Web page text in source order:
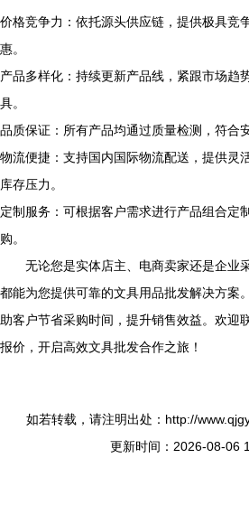
价格竞争力：依托源头供应链，提供极具竞
惠。
产品多样化：持续更新产品线，紧跟市场趋
具。
品质保证：所有产品均通过质量检测，符合
物流便捷：支持国内国际物流配送，提供灵
库存压力。
定制服务：可根据客户需求进行产品组合定
购。
无论您是实体店主、电商卖家还是企业
都能为您提供可靠的文具用品批发解决方案
助客户节省采购时间，提升销售效益。欢迎
报价，开启高效文具批发合作之旅！
如若转载，请注明出处：http://
更新时间：2026-08-06